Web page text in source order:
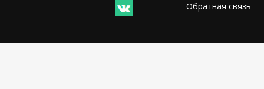
Обратная связь